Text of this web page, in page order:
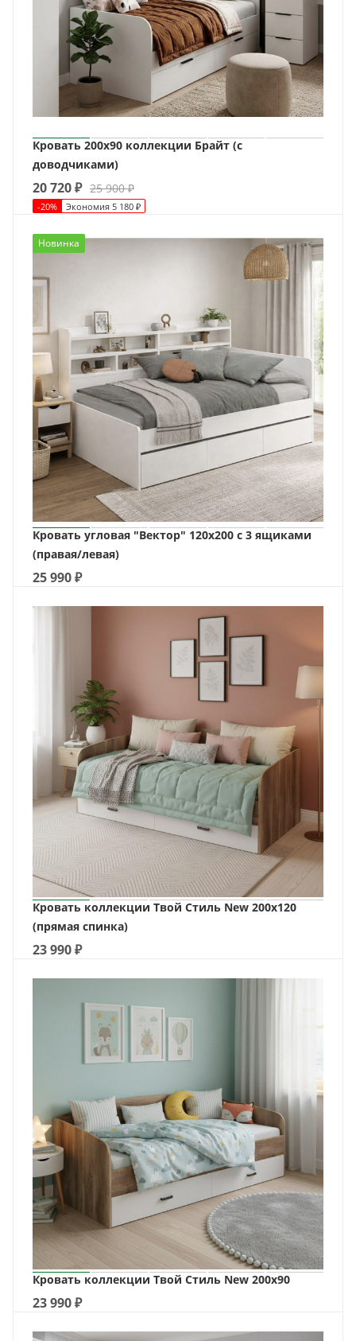
Кровать 200х90 коллекции Брайт (с
доводчиками)
20 720₽ 25 900₽
-20% Экономия 5 180 ₽
Новинка
Кровать угловая "Вектор" 120х200 с 3 ящиками
(правая/левая)
25 990₽
Кровать коллекции Твой Стиль New 200х120
(прямая спинка)
23 990₽
Кровать коллекции Твой Стиль New 200х90
23 990₽